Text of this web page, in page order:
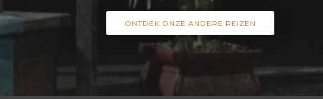
ONTDEK ONZE ANDERE REIZEN